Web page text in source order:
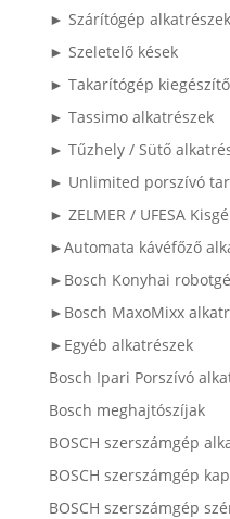
► Szárítógép alkatrészek
► Szeletelő kések
► Takarítógép
► Tassimo alkatrészek
► Tűzhely / Sütő
► Unlimited porszívó
► ZELMER / UFESA
►Automata kávéfőző
►Bosch Konyhai
►Bosch MaxoMixx
►Egyéb alkatrészek
Bosch Ipari Porszívó
Bosch meghajtószíjak
BOSCH szerszámgép
BOSCH szerszámgép
BOSCH szerszámgép